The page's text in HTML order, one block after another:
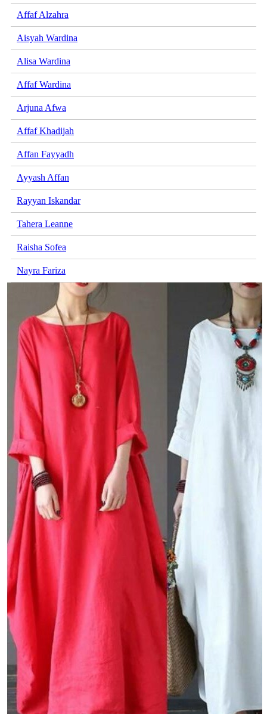
Affaf Alzahra
Aisyah Wardina
Alisa Wardina
Affaf Wardina
Arjuna Afwa
Affaf Khadijah
Affan Fayyadh
Ayyash Affan
Rayyan Iskandar
Tahera Leanne
Raisha Sofea
Nayra Fariza